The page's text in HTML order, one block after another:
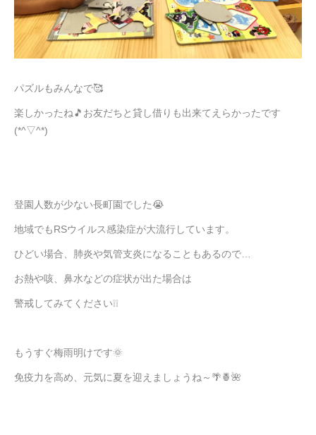
パズルもみんなで🥰
楽しかったね🎵お友だちと貸し借りも出来てえらかったです
(*^▽^*)
登園人数が少ない長町園でした😭
地域でもRSウイルス感染症が大流行しています。
ひどい場合、肺炎や気管支炎になることもあるので…
お熱や咳、鼻水などの症状が出た場合は
警戒してみてください❕❕
もうすぐ梅雨明けです🌞
免疫力を高め、元気に夏を迎えましょうね～🌴🍍🌺